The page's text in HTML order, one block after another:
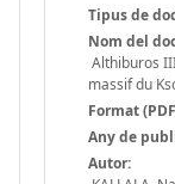
Tipus de
Nom del
Althiburos
massif du
Format
Any de
Autor: